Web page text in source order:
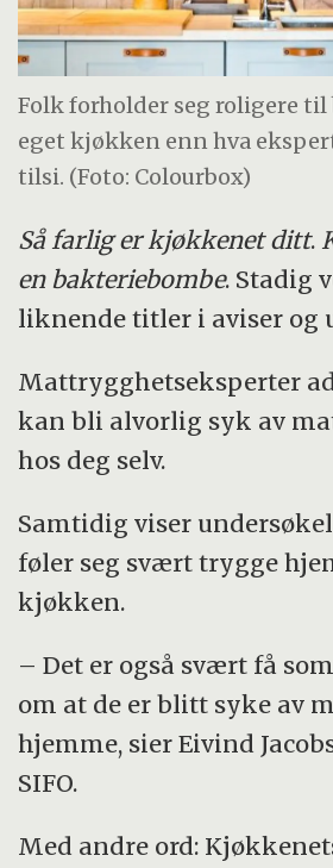
Folk forholder seg roligere
eget kjøkken enn hva
tilsi. (Foto: Colourbox)
Så farlig er kjøkkenet ditt.
en bakteriebombe. Stadig
liknende titler i aviser og
Mattrygghetseksperter
kan bli alvorlig syk av
hos deg selv.
Samtidig viser
føler seg svært trygge
kjøkken.
– Det er også svært få
om at de er blitt syke av
hjemme, sier Eivind
SIFO.
Med andre ord: